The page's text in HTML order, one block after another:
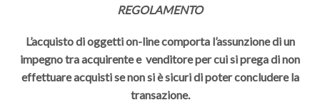
REGOLAMENTO
L’acquisto di oggetti on-line comporta l’assunzione di un
impegno tra acquirente e venditore per cui si prega di non
effettuare acquisti se non si è sicuri di poter concludere la
transazione.